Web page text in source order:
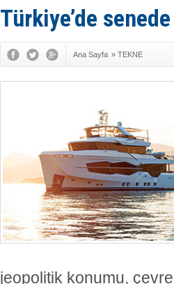
Türkiye’de
Ana Sayfa » TEKNE
jeopolitik konumu,